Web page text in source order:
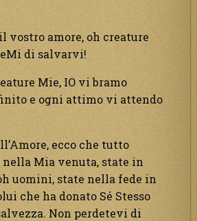
vostro amore, oh creature
di salvarvi!
Mie, IO vi bramo
e ogni attimo vi attendo
ecco che tutto
Mia venuta, state in
uomini, state nella fede in
che ha donato Sé Stesso
Non perdetevi di